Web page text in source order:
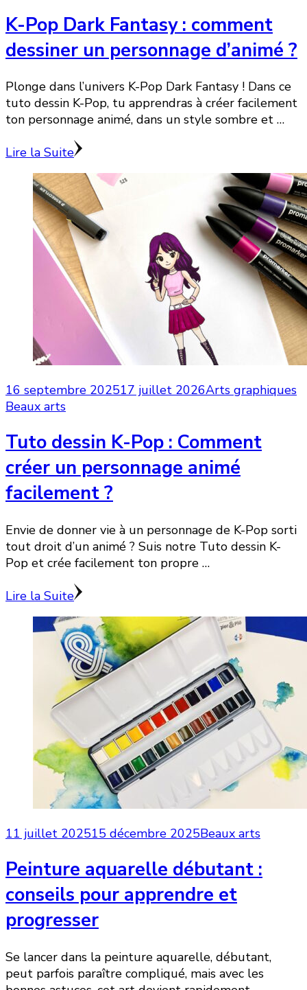
K-Pop Dark Fantasy : comment
dessiner un personnage d’animé ?
Plonge dans l’univers K-Pop Dark Fantasy ! Dans ce
tuto dessin K-Pop, tu apprendras à créer facilement
ton personnage animé, dans un style sombre et …
Lire la Suite
16 septembre 202517 juillet 2026Arts graphiques
Beaux arts
Tuto dessin K-Pop : Comment
créer un personnage animé
facilement ?
Envie de donner vie à un personnage de K-Pop sorti
tout droit d’un animé ? Suis notre Tuto dessin K-
Pop et crée facilement ton propre …
Lire la Suite
11 juillet 202515 décembre 2025Beaux arts
Peinture aquarelle débutant :
conseils pour apprendre et
progresser
Se lancer dans la peinture aquarelle, débutant,
peut parfois paraître compliqué, mais avec les